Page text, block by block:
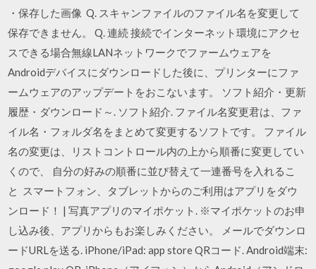
・保存した画像 Q. スキャンファイルのファイル名を変更して
保存できません。 Q. 連続 接続でインターネット環境にアクセ
スできる場合無線LANネットワークでファームウェアを
Androidデバイスにダウンロードした後に、プリンターにファ
ームウェアのアップデートをおこないます。 ソフト紹介・更新
履歴・ダウンロード～. ソフト紹介. ファイル名変更君は、ファ
イル名・フォルダ名をまとめて変更するソフトです。 ファイル
名の変更は、リストコントロール内の上から順番に変更してい
くので、 自分の好みの順番に並び替えて一連番号を入れるこ
と スマートフォン、タブレットからのご利用はアプリをダウ
ンロード！ | 写真アプリのマイポケット. ※マイポケットのお申
し込み後、アプリからもお楽しみください。 メールでダウンロ
ードURLを送る. iPhone/iPad: app store QRコード. Android端末: